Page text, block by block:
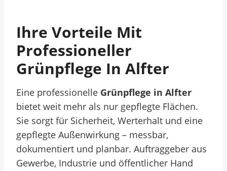
Ihre Vorteile Mit
Professioneller
Grünpflege In Alfter
Eine professionelle Grünpflege in Alfter
bietet weit mehr als nur gepflegte Flächen.
Sie sorgt für Sicherheit, Werterhalt und eine
gepflegte Außenwirkung – messbar,
dokumentiert und planbar. Auftraggeber aus
Gewerbe, Industrie und öffentlicher Hand